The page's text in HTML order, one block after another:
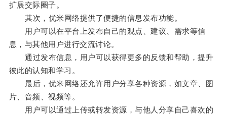
扩展交际圈子。
其次，优米网络提供了便捷的信息发布功能。
用户可以在平台上发布自己的观点、建议、需求等信
息，与其他用户进行交流讨论。
通过发布信息，用户可以获得更多的反馈和帮助，提升
彼此的认知和学习。
最后，优米网络还允许用户分享各种资源，如文章、图
片、音频、视频等。
用户可以通过上传或转发资源，与他人分享自己喜欢的